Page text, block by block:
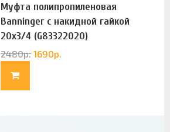
Муфта полипропиленовая
Banninger с накидной гайкой
20х3/4 (G83322020)
2480р. 1690р.